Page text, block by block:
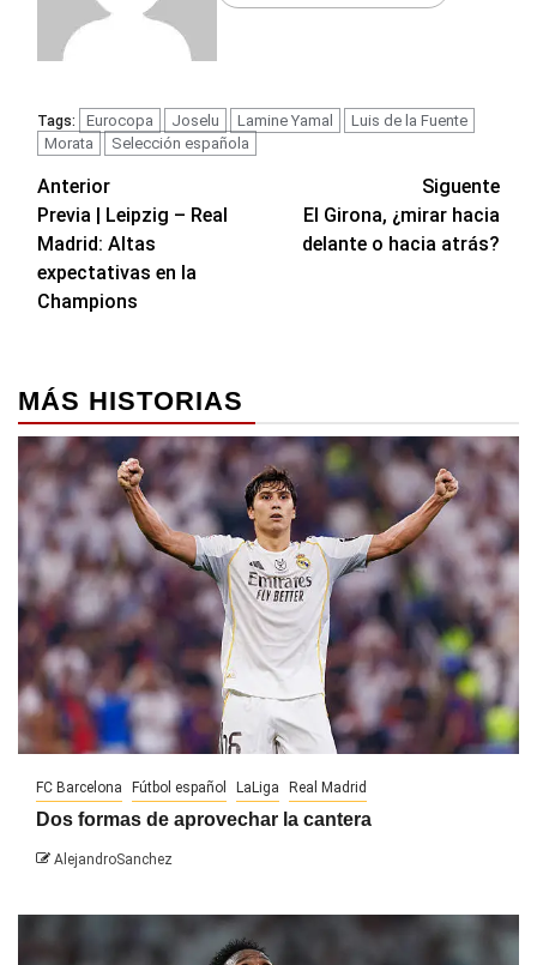
Tags: Eurocopa Joselu Lamine Yamal
Luis de la Fuente
Morata
Selección española
Navegación
de
entradas
Anterior
Previa | Leipzig – Real
Madrid: Altas
expectativas en la
Champions
Siguente
El Girona, ¿mirar hacia
delante o hacia atrás?
MÁS HISTORIAS
FC Barcelona Fútbol español LaLiga Real Madrid
Dos formas de aprovechar la cantera
AlejandroSanchez